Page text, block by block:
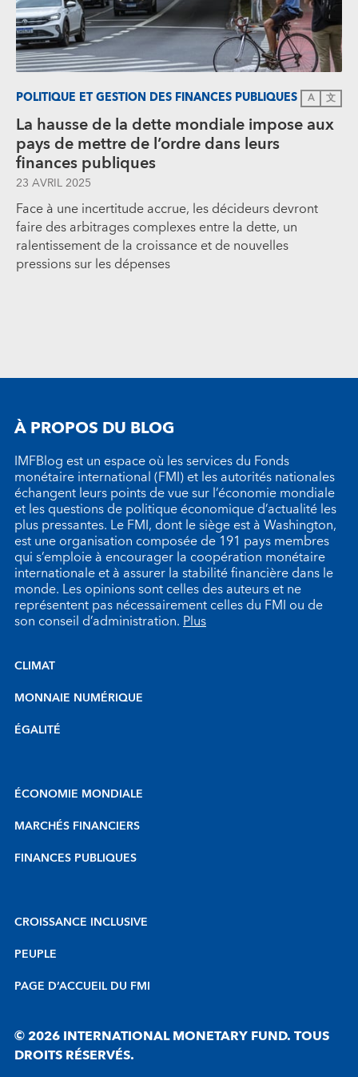
POLITIQUE ET GESTION DES FINANCES PUBLIQUES A 文
La hausse de la dette mondiale impose aux
pays de mettre de l’ordre dans leurs
finances publiques
23 AVRIL 2025
Face à une incertitude accrue, les décideurs devront
faire des arbitrages complexes entre la dette, un
ralentissement de la croissance et de nouvelles
pressions sur les dépenses
À PROPOS DU BLOG
IMFBlog est un espace où les services du Fonds
monétaire international (FMI) et les autorités nationales
échangent leurs points de vue sur l’économie mondiale
et les questions de politique économique d’actualité les
plus pressantes. Le FMI, dont le siège est à Washington,
est une organisation composée de 191 pays membres
qui s’emploie à encourager la coopération monétaire
internationale et à assurer la stabilité financière dans le
monde. Les opinions sont celles des auteurs et ne
représentent pas nécessairement celles du FMI ou de
son conseil d’administration.Plus
CLIMAT
MONNAIE NUMÉRIQUE
ÉGALITÉ
ÉCONOMIE MONDIALE
MARCHÉS FINANCIERS
FINANCES PUBLIQUES
CROISSANCE INCLUSIVE
PEUPLE
PAGE D’ACCUEIL DU FMI
© 2026 INTERNATIONAL MONETARY FUND. TOUS
DROITS RÉSERVÉS.